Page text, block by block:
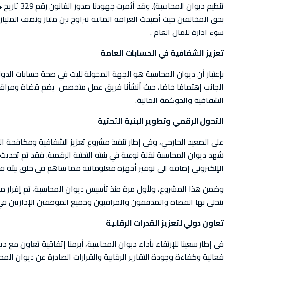
بحق المخالفين حيث أصبحت الغرامة المالية تتراوح بين مليار ونصف
سوء ادارة للمال العام .
تعزيز الشفافية في الحسابات العامة
بإعتبار أن ديوان المحاسبة هو الجهة المخولة للبت في صحة حسابات
الجانب إهتمامًا خاصًا، حيث أنشأنا فريق عمل متخصص يضم قضاة
الشفافية والحوكمة المالية.
التحول الرقمي وتطوير البنية التحتية
شهد ديوان المحاسبة نقلة نوعية في بنيته التحتية الرقمية. فقد تم
الإلكتروني إضافة الى توفير أجهزة معلوماتية مما ساهم في خلق
وضمن هذا المشروع، ولأول مرة منذ تأسيس ديوان المحاسبة، تم إقرار
يتحلى بها القضاة والمدققون والمراقبون وجميع الموظفين الإداريين
تعاون دولي لتعزيز القدرات الرقابية
في إطار سعينا للإرتقاء بأداء ديوان المحاسبة، أبرمنا إتفاقية
فعالية وكفاءة وجودة التقارير الرقابية والقرارات الصادرة عن ديوان